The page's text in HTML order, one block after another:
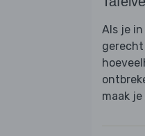
Als je
maak